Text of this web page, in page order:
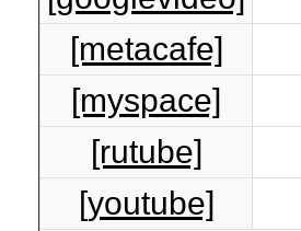
[metacafe]
[myspace]
[rutube]
[youtube]